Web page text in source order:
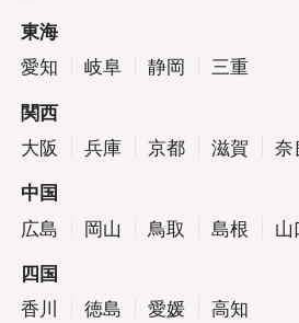
東海
愛知
岐阜 静岡
三重
関西
大阪
兵庫 京都 滋賀 奈
中国
広島
岡山 鳥取 島根
山
四国
香川
徳島 愛媛
高知